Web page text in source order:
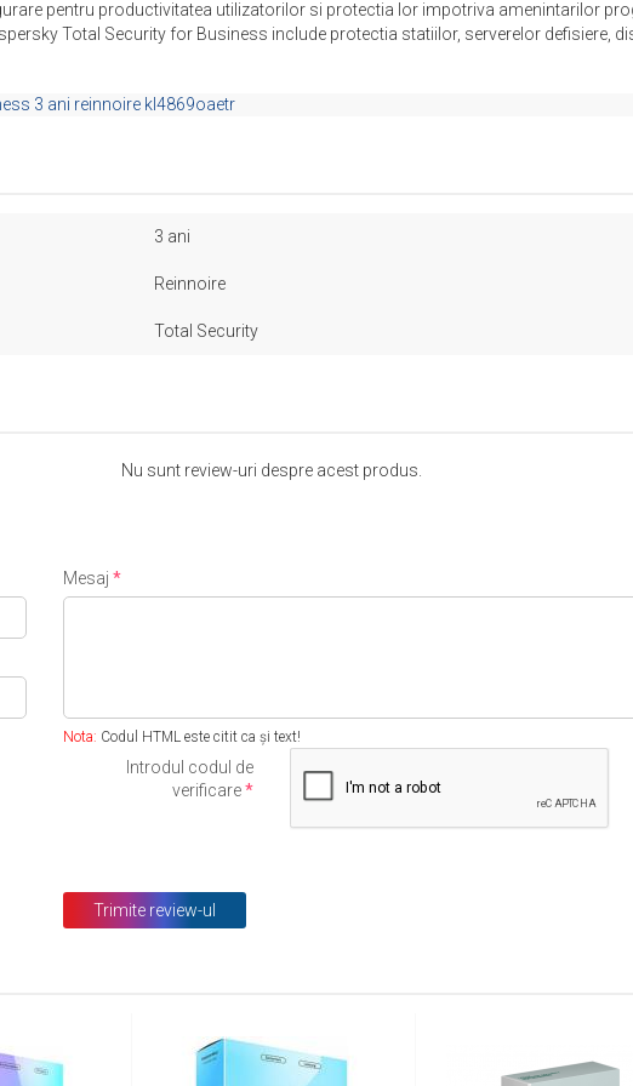
pentru productivitatea utilizatorilor si protectia lor impotriva amenintarilor
Total Security for Business include protectia statiilor, serverelor defisiere,
3 ani reinnoire kl4869oaetr
3 ani
Reinnoire
Total Security
Nu sunt review-uri despre acest produs.
Mesaj
Nota: Codul HTML este citit ca şi text!
Introdul codul de
verificare
Trimite review-ul